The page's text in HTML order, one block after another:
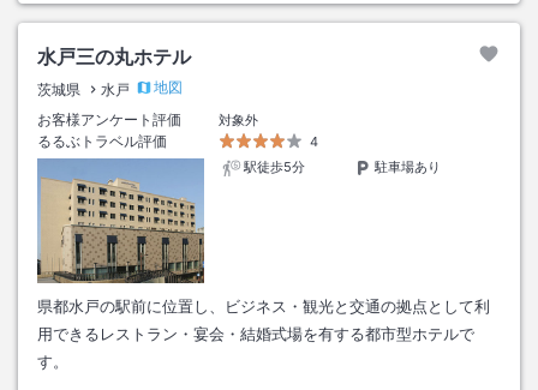
水戸三の丸ホテル
茨城県 水戸
地図
お客様アンケート評価
対象外
るるぶトラベル評価
4
駅徒歩5分
駐車場あり
県都水戸の駅前に位置し、ビジネス・観光と交通の拠点として利
用できるレストラン・宴会・結婚式場を有する都市型ホテルで
す。